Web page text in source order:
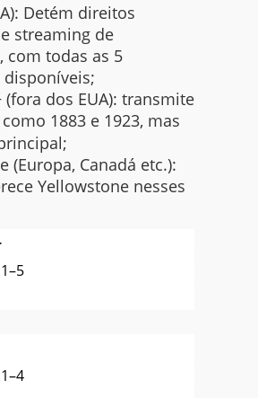
Detém direitos
streaming de
com todas as 5
dos EUA): transmite
1883 e 1923, mas
(Europa, Canadá etc.):
Yellowstone nesses